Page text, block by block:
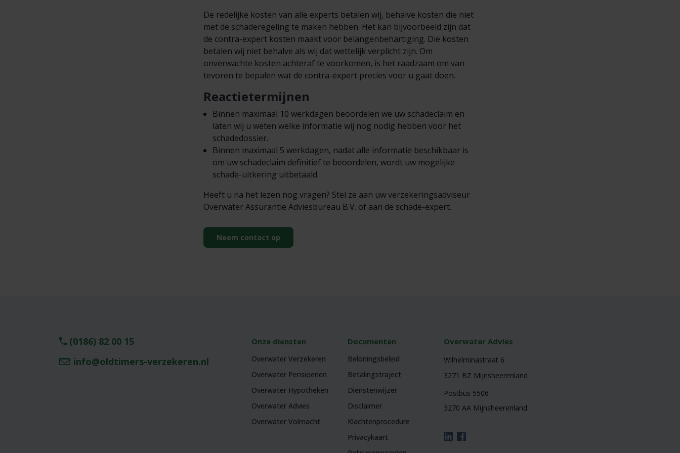
De redelijke kosten van alle experts betalen wij, behalve kosten die niet
met de schaderegeling te maken hebben. Het kan bijvoorbeeld zijn dat
de contra-expert kosten maakt voor belangenbehartiging. Die kosten
betalen wij niet behalve als wij dat wettelijk verplicht zijn. Om
onverwachte kosten achteraf te voorkomen, is het raadzaam om van
tevoren te bepalen wat de contra-expert precies voor u gaat doen.
Reactietermijnen
Binnen maximaal 10 werkdagen beoordelen we uw schadeclaim en
laten wij u weten welke informatie wij nog nodig hebben voor het
schadedossier.
Binnen maximaal 5 werkdagen, nadat alle informatie beschikbaar is
om uw schadeclaim definitief te beoordelen, wordt uw mogelijke
schade-uitkering uitbetaald.
Heeft u na het lezen nog vragen? Stel ze aan uw verzekeringsadviseur
Overwater Assurantie Adviesbureau B.V. of aan de schade-expert.
Neem contact op
(0186) 82 00 15
info@oldtimers-verzekeren.nl
Onze diensten
Overwater Verzekeren
Overwater Pensioenen
Overwater Hypotheken
Overwater Advies
Overwater Volmacht
Documenten
Beloningsbeleid
Betalingstraject
Dienstenwijzer
Disclaimer
Klachtenprocedure
Privacykaart
Overwater Advies
Wilhelminastraat 6
3271 BZ Mijnsheerenland
Postbus 5506
3270 AA Mijnsheerenland